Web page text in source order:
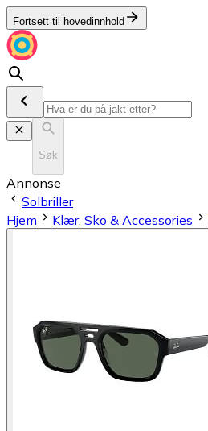
Fortsett til hovedinnhold
Søk
Annonse
Solbriller
Hjem
Klær, Sko & Accessories